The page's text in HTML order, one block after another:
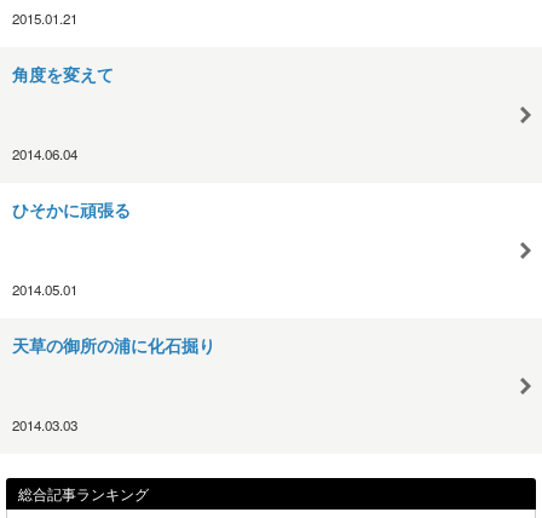
2015.01.21
角度を変えて
2014.06.04
ひそかに頑張る
2014.05.01
天草の御所の浦に化石掘り
2014.03.03
総合記事ランキング